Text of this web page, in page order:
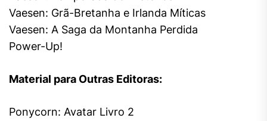
Vaesen: Grã-Bretanha e Irlanda Míticas
Vaesen: A Saga da Montanha Perdida
Power-Up!
Material para Outras Editoras:
Ponycorn: Avatar Livro 2